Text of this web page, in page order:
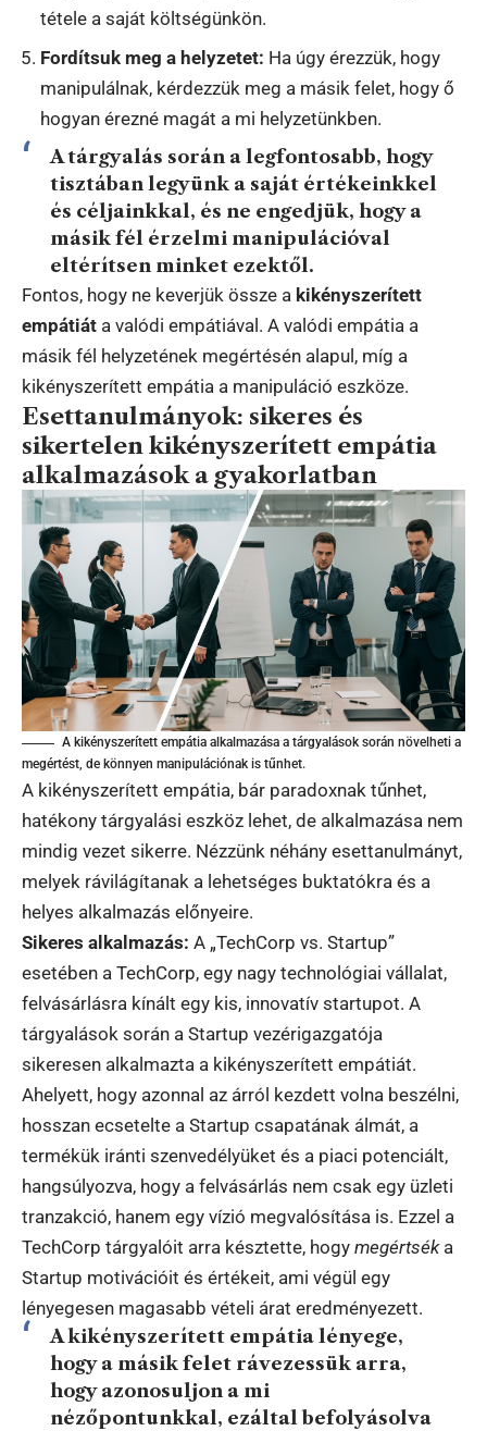
tétele a saját költségünkön.
Fordítsuk meg a helyzetet: Ha úgy érezzük, hogy
manipulálnak, kérdezzük meg a másik felet, hogy ő
hogyan érezné magát a mi helyzetünkben.
A tárgyalás során a legfontosabb, hogy
tisztában legyünk a saját értékeinkkel
és céljainkkal, és ne engedjük, hogy a
másik fél érzelmi manipulációval
eltérítsen minket ezektől.
Fontos, hogy ne keverjük össze a kikényszerített
empátiát a valódi empátiával. A valódi empátia a
másik fél helyzetének megértésén alapul, míg a
kikényszerített empátia a manipuláció eszköze.
Esettanulmányok: sikeres és
sikertelen kikényszerített empátia
alkalmazások a gyakorlatban
A kikényszerített empátia alkalmazása a tárgyalások során növelheti a
megértést, de könnyen manipulációnak is tűnhet.
A kikényszerített empátia, bár paradoxnak tűnhet,
hatékony tárgyalási eszköz lehet, de alkalmazása nem
mindig vezet sikerre. Nézzünk néhány esettanulmányt,
melyek rávilágítanak a lehetséges buktatókra és a
helyes alkalmazás előnyeire.
Sikeres alkalmazás: A „TechCorp vs. Startup”
esetében a TechCorp, egy nagy technológiai vállalat,
felvásárlásra kínált egy kis, innovatív startupot. A
tárgyalások során a Startup vezérigazgatója
sikeresen alkalmazta a kikényszerített empátiát.
Ahelyett, hogy azonnal az árról kezdett volna beszélni,
hosszan ecsetelte a Startup csapatának álmát, a
termékük iránti szenvedélyüket és a piaci potenciált,
hangsúlyozva, hogy a felvásárlás nem csak egy üzleti
tranzakció, hanem egy vízió megvalósítása is. Ezzel a
TechCorp tárgyalóit arra késztette, hogy megértséka
Startup motivációit és értékeit, ami végül egy
lényegesen magasabb vételi árat eredményezett.
A kikényszerített empátia lényege,
hogy a másik felet rávezessük arra,
hogy azonosuljon a mi
nézőpontunkkal, ezáltal befolyásolva